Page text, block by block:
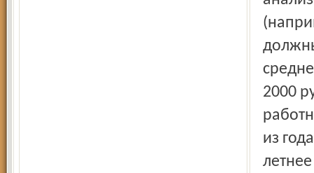
2000
из